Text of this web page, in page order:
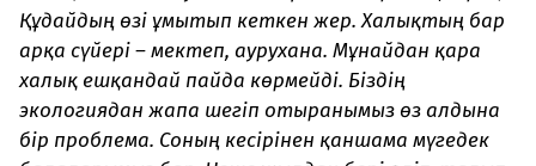
Құдайдың өзі ұмытып кеткен жер. Халықтың бар
арқа сүйері – мектеп, аурухана. Мұнайдан қара
халық ешқандай пайда көрмейді. Біздің
экологиядан жапа шегіп отырғанымыз өз алдына
бір проблема. Соның кесірінен қаншама мүгедек